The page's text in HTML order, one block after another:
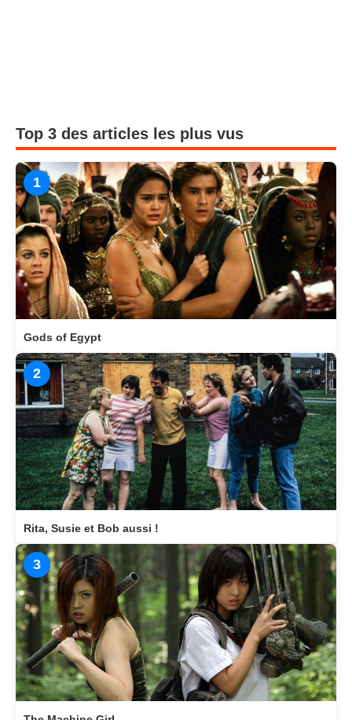
Top 3 des articles les plus vus
1
Gods of Egypt
2
Rita, Susie et Bob aussi !
3